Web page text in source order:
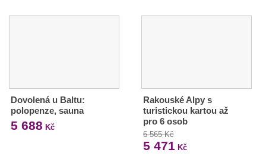
Dovolená u Baltu:
polopenze, sauna
5 688 Kč
Rakouské Alpy s
turistickou kartou až
pro 6 osob
6 565 Kč
5 471 Kč